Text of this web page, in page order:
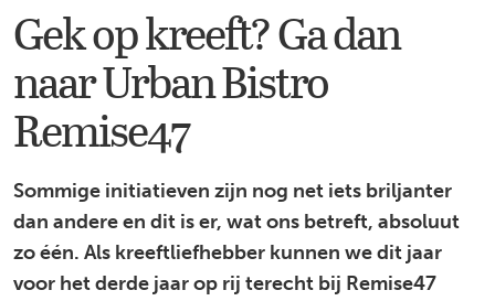
Urban
Bistro
Remise47
Gek op kreeft? Ga dan
naar Urban Bistro
Remise47
Sommige initiatieven zijn nog net iets briljanter
dan andere en dit is er, wat ons betreft, absoluut
zo één. Als kreeftliefhebber kunnen we dit jaar
voor het derde jaar op rij terecht bij Remise47